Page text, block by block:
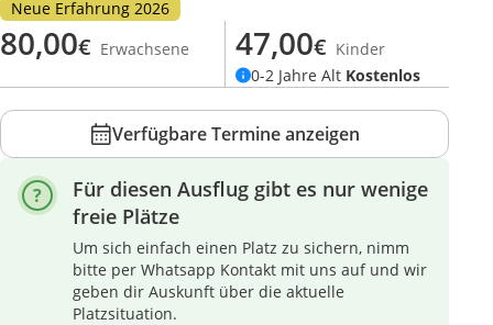
Neue Erfahrung 2026
80,00€ Erwachsene 47,00€ Kinder
0-2 Jahre Alt Kostenlos
Verfügbare Termine anzeigen
Für diesen Ausflug gibt es nur wenige
freie Plätze
Um sich einfach einen Platz zu sichern, nimm
bitte per Whatsapp Kontakt mit uns auf und wir
geben dir Auskunft über die aktuelle
Platzsituation.